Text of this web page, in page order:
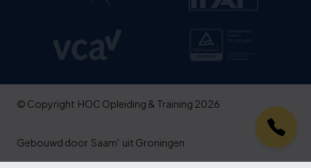
© Copyright HOC Opleiding & Training 2026
Gebouwd door Saam' uit Groningen